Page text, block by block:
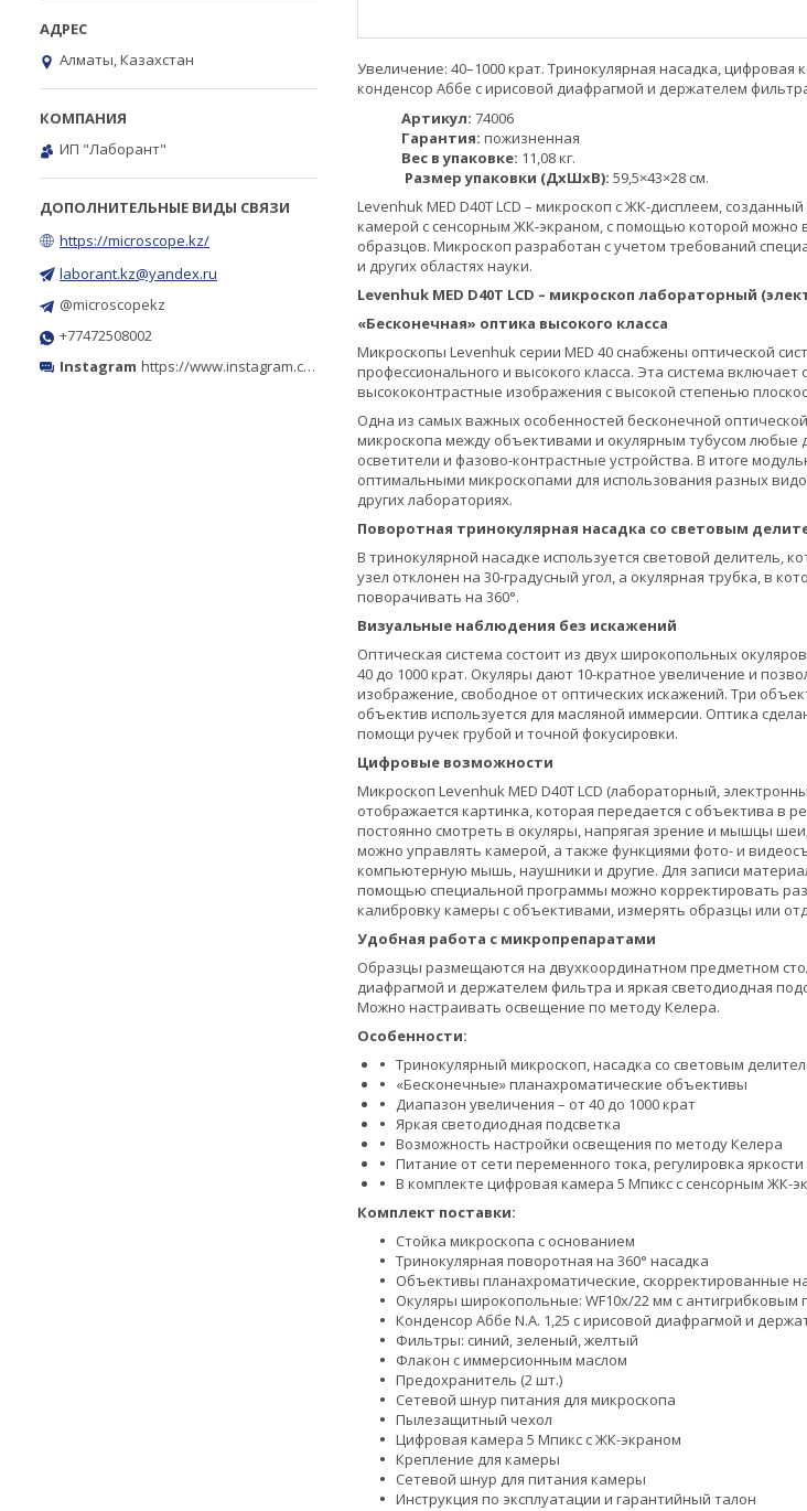
Увеличение: 40–1000 крат. Тринокулярная насадка,
конденсор Аббе с ирисовой диафрагмой и держателем
Артикул: 74006
Гарантия: пожизненная
Вес в упаковке: 11,08 кг.
Размер упаковки (ДхШхВ): 59,5×43×28 см.
Levenhuk MED D40T LCD – микроскоп с ЖК-дисплеем,
камерой с сенсорным ЖК-экраном, с помощью которой можно
образцов. Микроскоп разработан с учетом требований
и других областях науки.
Levenhuk MED D40T LCD – микроскоп лабораторный
«Бесконечная» оптика высокого класса
Микроскопы Levenhuk серии MED 40 снабжены оптической
профессионального и высокого класса. Эта система
высококонтрастные изображения с высокой степенью
Одна из самых важных особенностей бесконечной
микроскопа между объективами и окулярным тубусом
осветители и фазово-контрастные устройства. В итоге
оптимальными микроскопами для использования разных
других лабораториях.
Поворотная тринокулярная насадка со световым
В тринокулярной насадке используется световой делитель,
узел отклонен на 30-градусный угол, а окулярная трубка, в
поворачивать на 360°.
Визуальные наблюдения без искажений
Оптическая система состоит из двух широкопольных
40 до 1000 крат. Окуляры дают 10-кратное увеличение и
изображение, свободное от оптических искажений. Три
объектив используется для масляной иммерсии. Оптика
помощи ручек грубой и точной фокусировки.
Цифровые возможности
Микроскоп Levenhuk MED D40T LCD (лабораторный,
отображается картинка, которая передается с объектива в
постоянно смотреть в окуляры, напрягая зрение и мышцы
можно управлять камерой, а также функциями фото- и
компьютерную мышь, наушники и другие. Для записи
помощью специальной программы можно корректировать
калибровку камеры с объективами, измерять образцы или
Удобная работа с микропрепаратами
Образцы размещаются на двухкоординатном предметном
диафрагмой и держателем фильтра и яркая светодиодная
Можно настраивать освещение по методу Келера.
Особенности:
Тринокулярный микроскоп, насадка со световым
«Бесконечные» планахроматические объективы
Диапазон увеличения – от 40 до 1000 крат
Яркая светодиодная подсветка
Возможность настройки освещения по методу Келера
Питание от сети переменного тока, регулировка
В комплекте цифровая камера 5 Мпикс с сенсорным ЖК-
Комплект поставки:
Стойка микроскопа с основанием
Тринокулярная поворотная на 360° насадка
Объективы планахроматические, скорректированные
Окуляры широкопольные: WF10x/22 мм с антигрибковым
Конденсор Аббе N.A. 1,25 с ирисовой диафрагмой и
Фильтры: синий, зеленый, желтый
Флакон с иммерсионным маслом
Предохранитель (2 шт.)
Сетевой шнур питания для микроскопа
Пылезащитный чехол
Цифровая камера 5 Мпикс с ЖК-экраном
Крепление для камеры
Сетевой шнур для питания камеры
Инструкция по эксплуатации и гарантийный талон
Алматы, Казахстан
ИП "Лаборант"
https://microscope.kz/
laborant.kz@yandex.ru
@microscopekz
+77472508002
Instagram https://www.instagram.com/microscope.kz/